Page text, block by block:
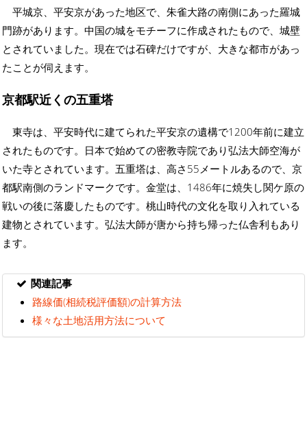
平城京、平安京があった地区で、朱雀大路の南側にあった羅城
門跡があります。中国の城をモチーフに作成されたもので、城壁
とされていました。現在では石碑だけですが、大きな都市があっ
たことが伺えます。
京都駅近くの五重塔
東寺は、平安時代に建てられた平安京の遺構で1200年前に建立
されたものです。日本で始めての密教寺院であり弘法大師空海が
いた寺とされています。五重塔は、高さ55メートルあるので、京
都駅南側のランドマークです。金堂は、1486年に焼失し関ケ原の
戦いの後に落慶したものです。桃山時代の文化を取り入れている
建物とされています。弘法大師が唐から持ち帰った仏舎利もあり
ます。
関連記事
路線価(相続税評価額)の計算方法
様々な土地活用方法について